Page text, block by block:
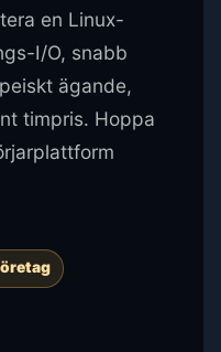
en Linux-
I/O, snabb
ägande,
timpris. Hoppa